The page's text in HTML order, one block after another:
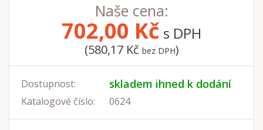
Naše cena:
702,00 Kč s DPH
(580,17 Kč bez DPH)
Dostupnost: skladem ihned k dodání
Katalogové číslo: 0624